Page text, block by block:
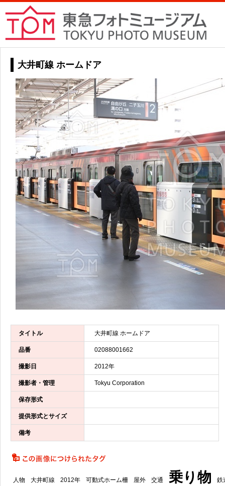
大井町線 ホームドア
タイトル 大井町線 ホームドア
品番 02088001662
撮影日 2012年
撮影者・管理 Tokyu Corporation
保存形式
提供形式とサイズ
備考
人物 大井町線 2012年 可動式ホーム柵 屋外 交通 乗り物 鉄